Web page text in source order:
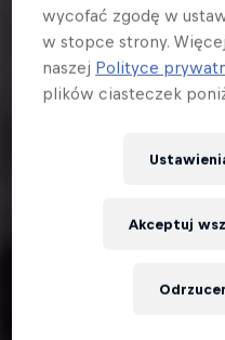
wycofać zgodę w
w stopce strony.
naszej Polityce
plików ciasteczek
Akceptuj